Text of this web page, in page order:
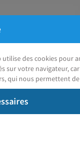
utilise des cookies pour
sur votre navigateur,
qui nous permettent